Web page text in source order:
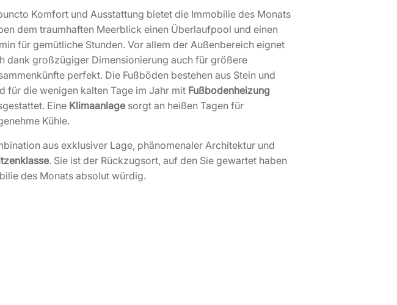
Komfort und Ausstattung bietet die Immobilie des Monats
dem traumhaften Meerblick einen Überlaufpool und einen
für gemütliche Stunden. Vor allem der Außenbereich eignet
dank großzügiger Dimensionierung auch für größere
perfekt. Die Fußböden bestehen aus Stein und
für die wenigen kalten Tage im Jahr mit Fußbodenheizung
Eine Klimaanlage sorgt an heißen Tagen für
Kühle.
aus exklusiver Lage, phänomenaler Architektur und
. Sie ist der Rückzugsort, auf den Sie gewartet haben
des Monats absolut würdig.